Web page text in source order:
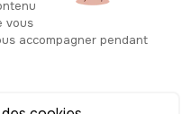
comme
les plus